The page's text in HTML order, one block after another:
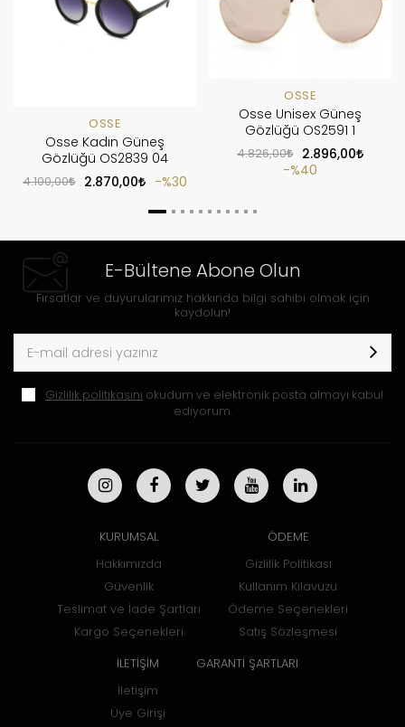
OSSE
Osse Kadın Güneş
Gözlüğü OS2839 04
4.100,00 2.870,00 %30
OSSE
Osse Unisex Güneş
Gözlüğü OS2591 1
4.826,00
2.896,00
%40
E-Bültene Abone Olun
Fırsatlar ve duyurularımız hakkında bilgi sahibi olmak için
kaydolun!
Gizlilik politikasını okudum ve elektronik posta almayı kabul
ediyorum.
KURUMSAL
Hakkımızda
Güvenlik
Teslimat ve İade Şartları
Kargo Seçenekleri
ÖDEME
Gizlilik Politikası
Kullanım Kılavuzu
Ödeme Seçenekleri
Satış Sözleşmesi
İLETİŞİM
İletişim
Üye Girişi
GARANTİ ŞARTLARI